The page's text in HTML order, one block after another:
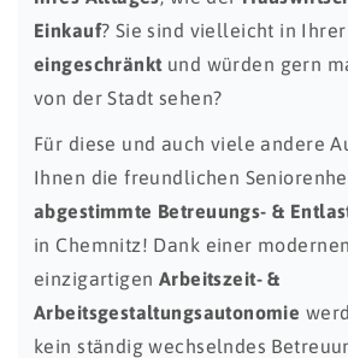
Einkauf? Sie sind vielleicht in Ihrer
eingeschränktund würden gern
von der Stadt sehen?
Für diese und auch viele andere
Ihnen die freundlichen
abgestimmte Betreuungs- &
in Chemnitz! Dank einer
einzigartigen Arbeitszeit- &
Arbeitsgestaltungsautonomie
kein ständig wechselndes